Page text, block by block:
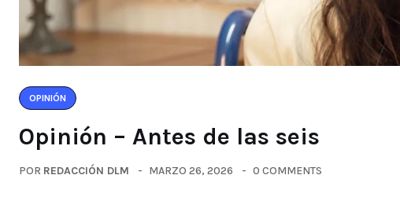
OPINIÓN
Opinión – Antes de las seis
POR REDACCIÓN DLM MARZO 26, 2026 0 COMMENTS